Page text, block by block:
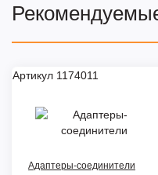
Артикул 1174011
Адаптеры-соединители